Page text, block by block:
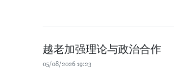
越老加强理论与政治合作
05/08/2026 19:23